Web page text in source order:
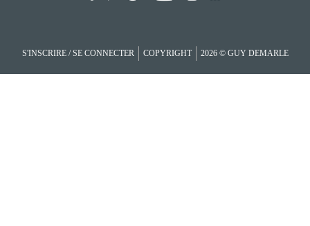
S'INSCRIRE / SE CONNECTER COPYRIGHT 2026 © GUY DEMARLE